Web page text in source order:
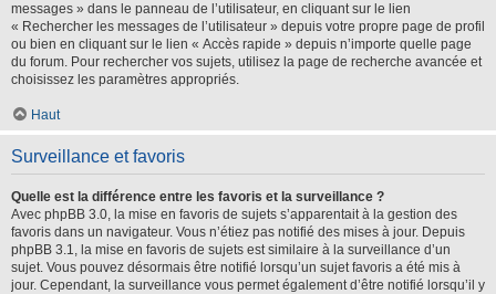
messages » dans le panneau de l’utilisateur, en cliquant sur le lien
« Rechercher les messages de l’utilisateur » depuis votre propre page de profil
ou bien en cliquant sur le lien « Accès rapide » depuis n’importe quelle page
du forum. Pour rechercher vos sujets, utilisez la page de recherche avancée et
choisissez les paramètres appropriés.
Haut
Surveillance et favoris
Quelle est la différence entre les favoris et la surveillance ?
Avec phpBB 3.0, la mise en favoris de sujets s’apparentait à la gestion des
favoris dans un navigateur. Vous n’étiez pas notifié des mises à jour. Depuis
phpBB 3.1, la mise en favoris de sujets est similaire à la surveillance d’un
sujet. Vous pouvez désormais être notifié lorsqu’un sujet favoris a été mis à
jour. Cependant, la surveillance vous permet également d’être notifié lorsqu’il y